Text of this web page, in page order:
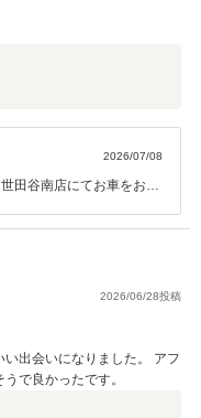
2026/07/08
田谷南店にてお車をお任
アも含めて誠心誠意務め
致します。営業担当：内
2026/06/28投稿
出会いになりました。 アフ
で良かったです。